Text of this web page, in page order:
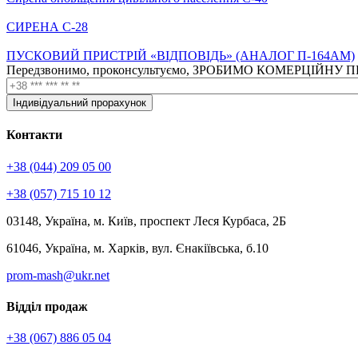
СИРЕНА С-28
ПУСКОВИЙ ПРИСТРІЙ «ВІДПОВІДЬ» (АНАЛОГ П-164АМ)
Передзвонимо, проконсультуємо, ЗРОБИМО
Контакти
+38 (044) 209 05 00
+38 (057) 715 10 12
03148, Україна, м. Київ, проспект Леся Курбаса, 2Б
61046, Україна, м. Харків, вул. Єнакіївська, б.10
prom-mash@ukr.net
Відділ продаж
+38 (067) 886 05 04